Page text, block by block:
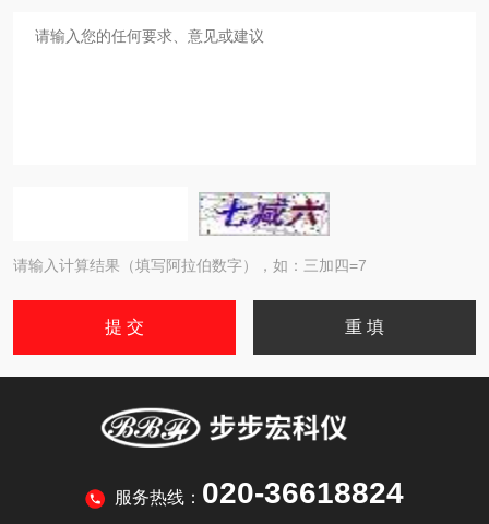
请输入计算结果（填写阿拉伯数字），如：三加四=7
服务热线： 020-36618824